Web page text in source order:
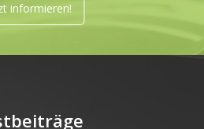
informieren!